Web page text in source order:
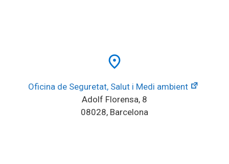
place
Oficina de Seguretat, Salut i Medi ambient
Adolf Florensa, 8
08028, Barcelona